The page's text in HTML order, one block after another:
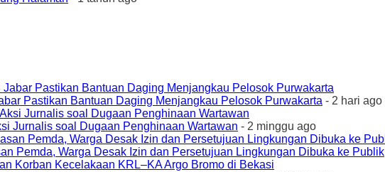
Pastikan Bantuan Daging Menjangkau Pelosok Purwakarta - 2 hari ago
Jurnalis soal Dugaan Penghinaan Wartawan - 2 minggu ago
Pemda, Warga Desak Izin dan Persetujuan Lingkungan Dibuka ke Publik